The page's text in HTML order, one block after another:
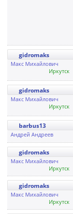
gidromaks
Макс Михайлович
Иркутск
gidromaks
Макс Михайлович
Иркутск
barbus13
Андрей Андреев
gidromaks
Макс Михайлович
Иркутск
gidromaks
Макс Михайлович
Иркутск